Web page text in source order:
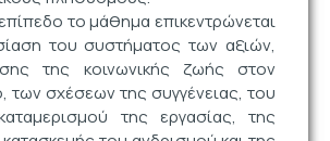
το μάθημα επικεντρώνεται
του συστήματος των αξιών,
της κοινωνικής ζωής στον
των σχέσεων της συγγένειας, του
της εργασίας, της